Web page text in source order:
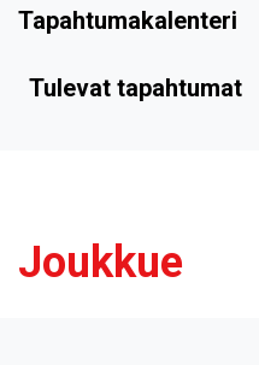
Tapahtumakalenteri
Tulevat tapahtumat
Joukkue